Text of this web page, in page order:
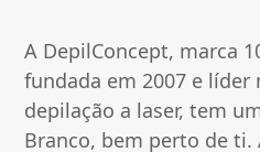
s
t
e
A DepilConcept, marca
fundada em 2007 e líder
depilação a laser, tem
Branco, bem perto de ti.